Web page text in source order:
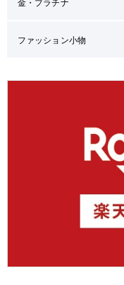
ファッション小物